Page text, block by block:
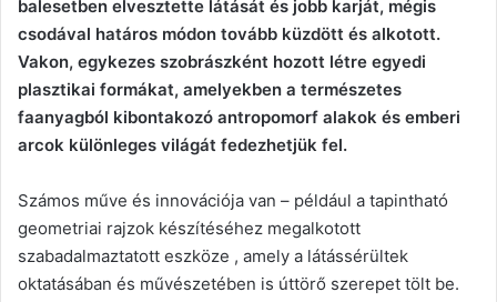
balesetben elvesztette látását és jobb karját, mégis
csodával határos módon tovább küzdött és alkotott.
Vakon, egykezes szobrászként hozott létre egyedi
plasztikai formákat, amelyekben a természetes
faanyagból kibontakozó antropomorf alakok és emberi
arcok különleges világát fedezhetjük fel.
Számos műve és innovációja van – például a tapintható
geometriai rajzok készítéséhez megalkotott
szabadalmaztatott eszköze , amely a látássérültek
oktatásában és művészetében is úttörő szerepet tölt be.